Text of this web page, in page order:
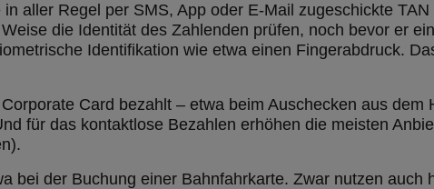
aller Regel per SMS, App oder E-Mail zugeschickte
die Identität des Zahlenden prüfen, noch bevor er
Identifikation wie etwa einen Fingerabdruck.
Card bezahlt – etwa beim Auschecken aus dem
für das kontaktlose Bezahlen erhöhen die meisten
bei der Buchung einer Bahnfahrkarte. Zwar nutzen auch